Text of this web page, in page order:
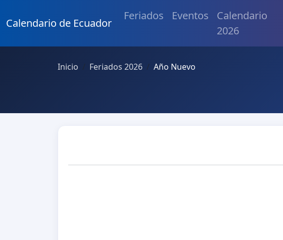
Calendario de Ecuador
Feriados Eventos
Calendario
2026
Inicio Feriados 2026 Año Nuevo